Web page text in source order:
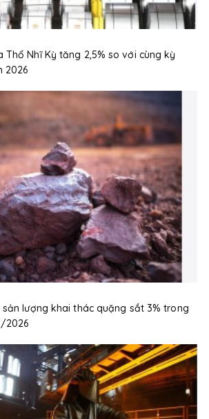
Thổ Nhĩ Kỳ tăng 2,5% so với cùng kỳ
2026
lượng khai thác quặng sắt 3% trong
2026